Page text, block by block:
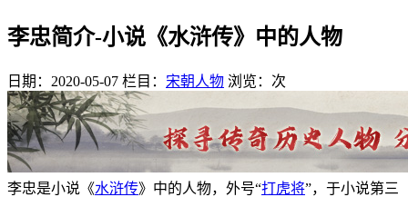
李忠简介-小说《水浒传》中的人物
日期：2020-05-07 栏目： 宋朝人物 浏览： 次
李忠是小说《水浒传》中的人物，外号“打虎将”，于小说第三